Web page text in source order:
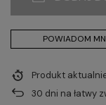
POWIADOM
Produkt
30 dni na łatwy